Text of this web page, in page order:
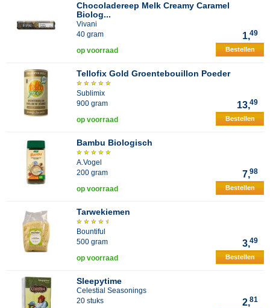
Chocoladereep Melk Creamy Caramel
Biolog...
Vivani
40 gram
1,49
op voorraad Bestellen
Tellofix Gold Groentebouillon Poeder
Sublimix
900 gram
13,49
op voorraad Bestellen
Bambu Biologisch
A.Vogel
200 gram
7,98
op voorraad Bestellen
Tarwekiemen
Bountiful
500 gram
3,49
op voorraad Bestellen
Sleepytime
Celestial Seasonings
20 stuks
2,81